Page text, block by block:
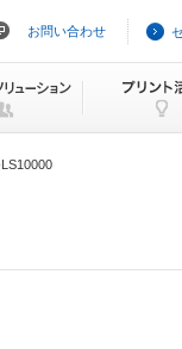
お問い合わせ